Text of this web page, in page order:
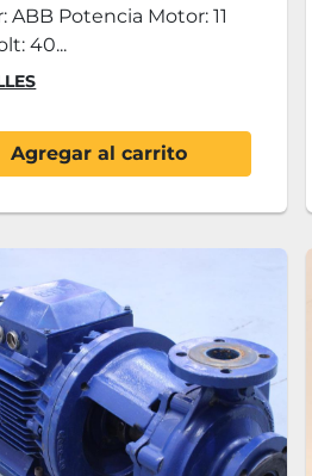
ABB Potencia Motor: 11
40...
Agregar al carrito